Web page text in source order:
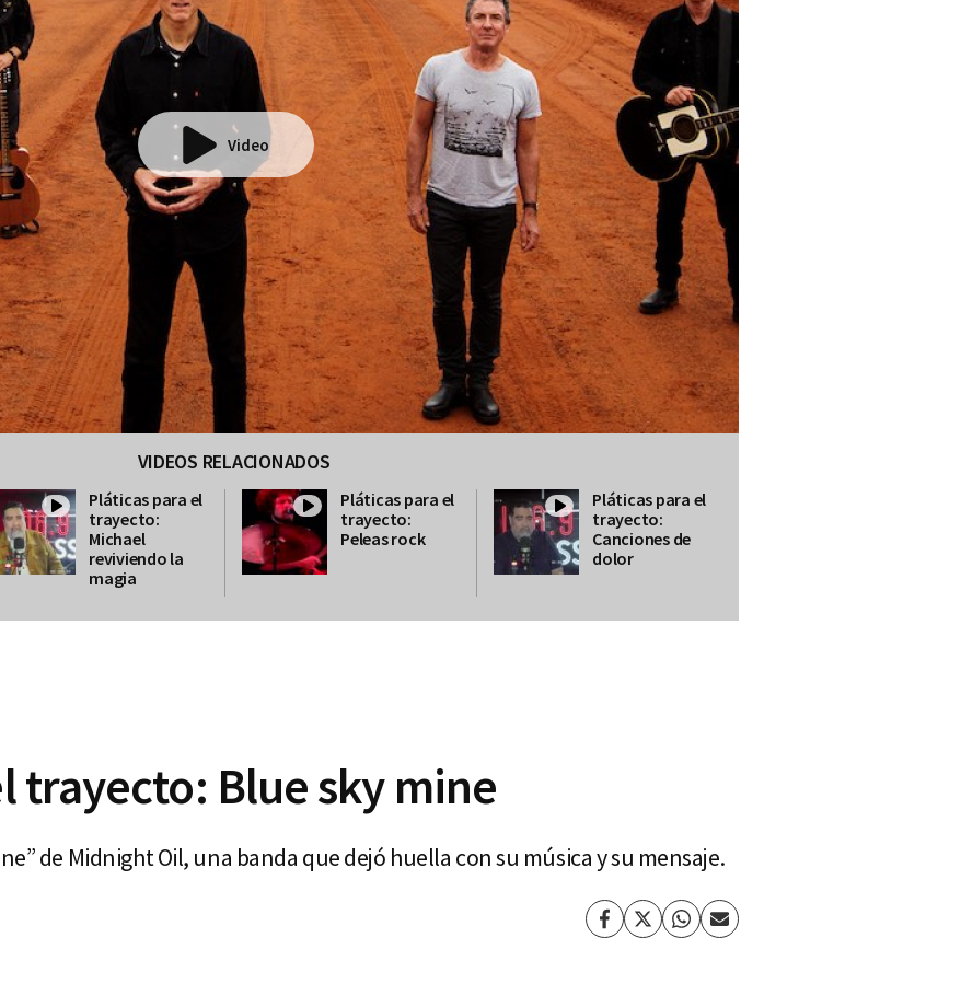
Video
VIDEOS RELACIONADOS
Pláticas para el
trayecto:
Michael
reviviendo la
magia
Pláticas para el
trayecto:
Peleas rock
Pláticas para el
trayecto:
Canciones de
dolor
trayecto: Blue sky mine
de Midnight Oil, una banda que dejó huella con su música y su mensaje.
Facebook
TwitterWhatsapp
Enviar